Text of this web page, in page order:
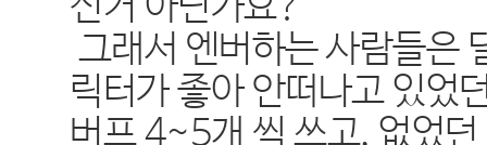
그래서 엔버하는 사람들은
릭터가 좋아 안떠나고 있었
버프 4~5개 씩 쓰고, 없었